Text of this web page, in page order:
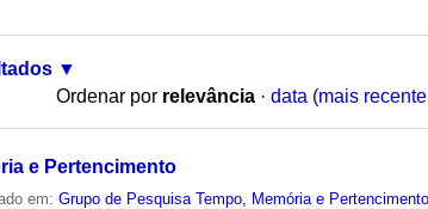
Ordenar por relevância · data (mais
e Pertencimento
em:Grupo de Pesquisa Tempo, Memória e Pertencimento